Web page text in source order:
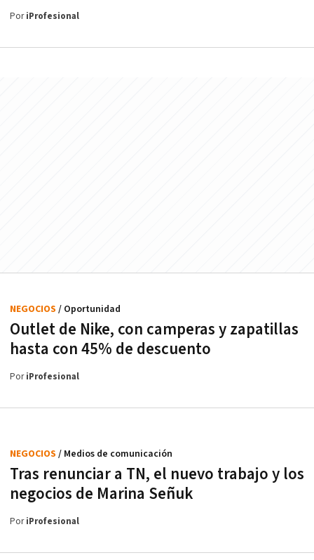
PoriProfesional
Outlet de Nike, con camperas y zapatillas
hasta con 45% de descuento
NEGOCIOS / Oportunidad
PoriProfesional
Tras renunciar a TN, el nuevo trabajo y los
negocios de Marina Señuk
NEGOCIOS / Medios de comunicación
PoriProfesional